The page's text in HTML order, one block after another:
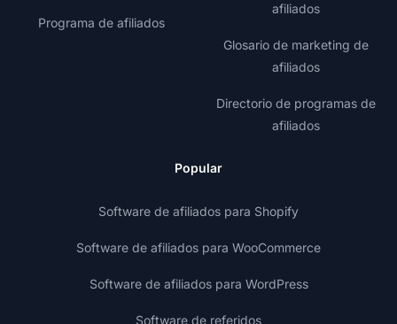
Programa de afiliados
afiliados
Glosario de marketing de
afiliados
Directorio de programas de
afiliados
Popular
Software de afiliados para Shopify
Software de afiliados para WooCommerce
Software de afiliados para WordPress
Software de referidos